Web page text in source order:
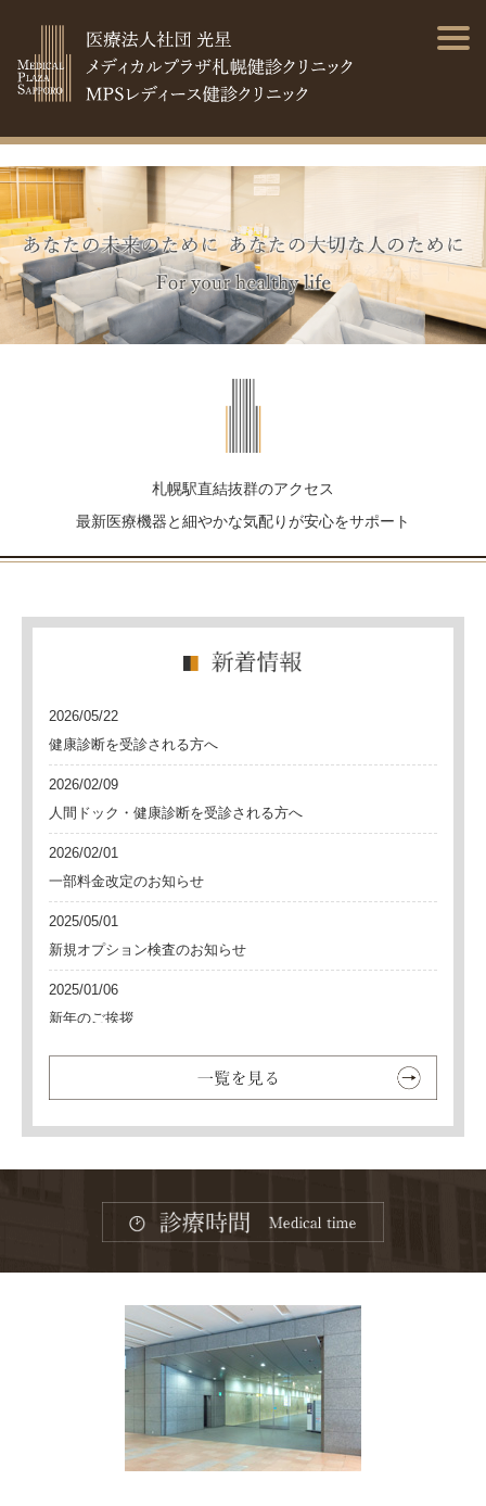
札幌駅直結抜群のアクセス
最新医療機器と細やかな気配りが安心をサポート
2026/05/22
健康診断を受診される方へ
2026/02/09
人間ドック・健康診断を受診される方へ
2026/02/01
一部料金改定のお知らせ
2025/05/01
新規オプション検査のお知らせ
2025/01/06
新年のご挨拶
2024/12/26
2024/12/02
一部料金改定のお知らせ
マスク着用のお願い
健診受診に関するお願い